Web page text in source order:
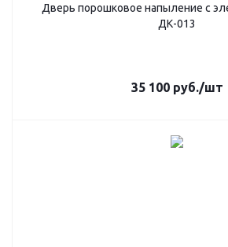
Дверь порошковое напыление с
ДК-013
35 100руб./шт